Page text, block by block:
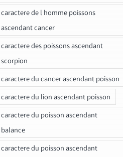
caractere de l homme poissons
ascendant cancer
caractere des poissons ascendant
scorpion
caractere du cancer ascendant poisson
caractere du lion ascendant poisson
caractere du poisson ascendant
balance
caractere du poisson ascendant